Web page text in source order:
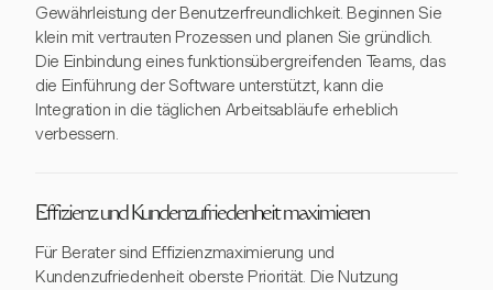
Gewährleistung der Benutzerfreundlichkeit. Beginnen Sie
klein mit vertrauten Prozessen und planen Sie gründlich.
Die Einbindung eines funktionsübergreifenden Teams, das
die Einführung der Software unterstützt, kann die
Integration in die täglichen Arbeitsabläufe erheblich
verbessern.
Effizienz und Kundenzufriedenheit maximieren
Für Berater sind Effizienzmaximierung und
Kundenzufriedenheit oberste Priorität. Die Nutzung